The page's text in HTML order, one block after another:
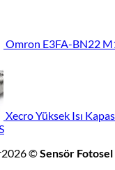
Omron E3FA-BN22
Xecro Yüksek Isı
©Sensör Fotosel